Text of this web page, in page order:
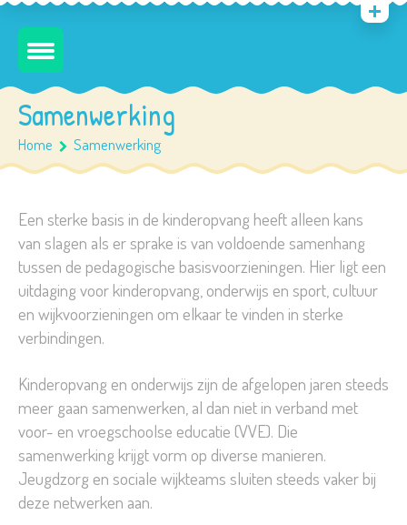
Samenwerking
Home Samenwerking
Een sterke basis in de kinderopvang heeft alleen kans
van slagen als er sprake is van voldoende samenhang
tussen de pedagogische basisvoorzieningen. Hier ligt een
uitdaging voor kinderopvang, onderwijs en sport, cultuur
en wijkvoorzieningen om elkaar te vinden in sterke
verbindingen.
Kinderopvang en onderwijs zijn de afgelopen jaren steeds
meer gaan samenwerken, al dan niet in verband met
voor- en vroegschoolse educatie (VVE). Die
samenwerking krijgt vorm op diverse manieren.
Jeugdzorg en sociale wijkteams sluiten steeds vaker bij
deze netwerken aan.